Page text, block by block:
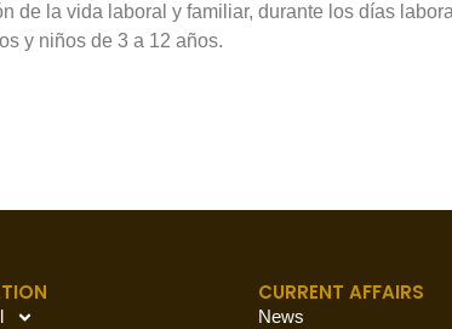
de la vida laboral y familiar, durante los días
y niños de 3 a 12 años.
CURRENT AFFAIRS
News